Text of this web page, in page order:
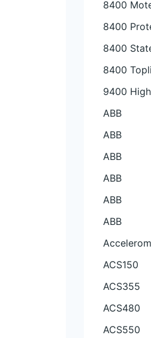
8400
8400
8400
8400
9400
ABB
ABB
ABB
ABB
ABB
ABB
ACS150
ACS355
ACS480
ACS550